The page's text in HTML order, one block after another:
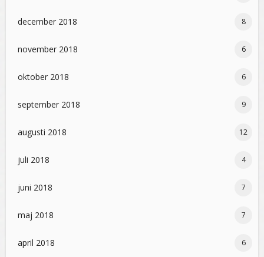
december 2018 8
november 2018 6
oktober 2018 6
september 2018 9
augusti 2018 12
juli 2018 4
juni 2018 7
maj 2018 7
april 2018 6